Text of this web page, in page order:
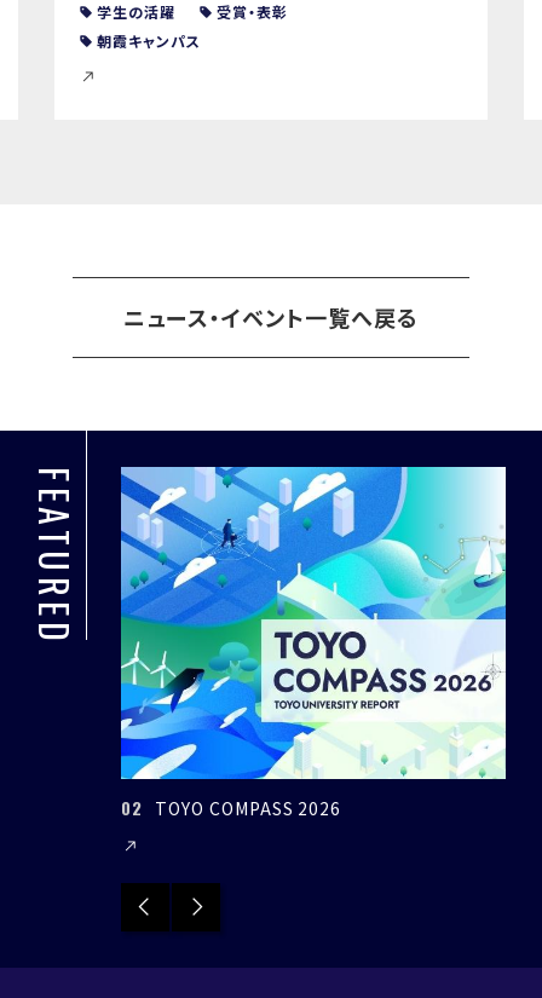
学生の活躍
受賞・表彰
朝霞キャンパス
ニュース・イベント一覧へ戻る
FEATURED
02 TOYO COMPASS 2026
Previous
Next